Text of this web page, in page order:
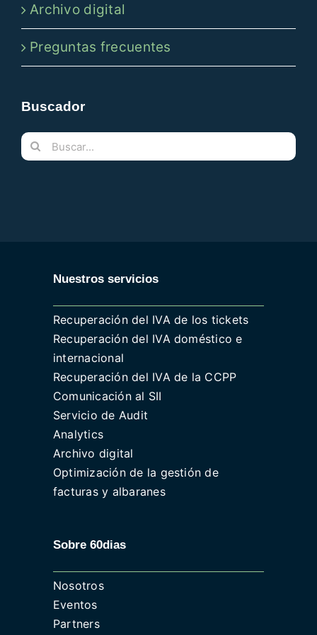
Archivo digital
Preguntas frecuentes
Buscador
Buscar:
Nuestros servicios
Recuperación del IVA de los tickets
Recuperación del IVA doméstico e
internacional
Recuperación del IVA de la CCPP
Comunicación al SII
Servicio de Audit
Analytics
Archivo digital
Optimización de la gestión de
facturas y albaranes
Sobre 60dias
Nosotros
Eventos
Partners